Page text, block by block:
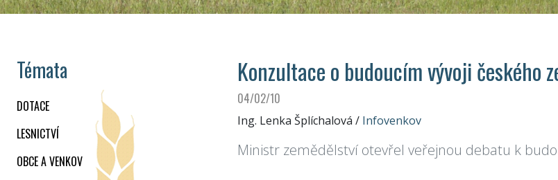
Témata
DOTACE
LESNICTVÍ
OBCE A VENKOV
Konzultace o budoucím vývoji českého
04/02/10
Ing. Lenka Šplíchalová / Infovenkov
Ministr zemědělství otevřel veřejnou debatu k